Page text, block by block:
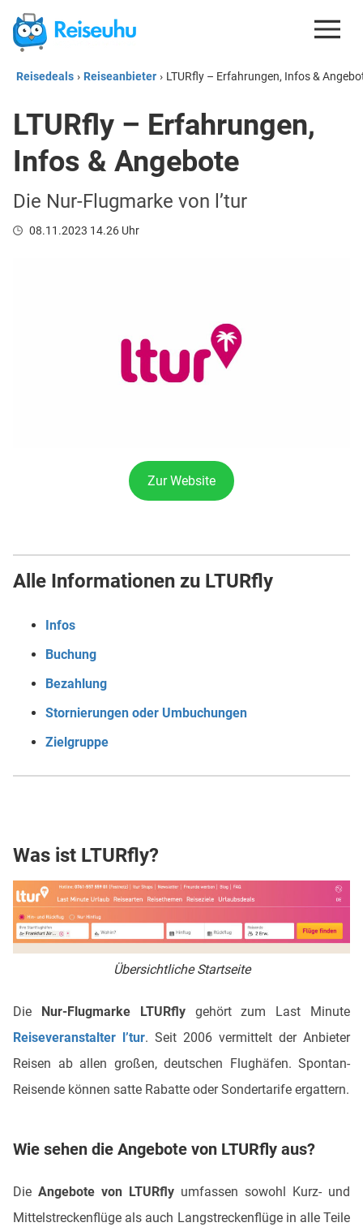
REISEDEALS
GUTSCHEINE
KREDITKARTEN
REISEBLOG
Reisedeals › Reiseanbieter › LTURfly – Erfahrungen, Infos &
LTURfly – Erfahrungen,
Infos & Angebote
Die Nur-Flugmarke von l’tur
08.11.2023 14.26 Uhr
Zur Website
Alle Informationen zu LTURfly
Infos
Buchung
Bezahlung
Stornierungen oder Umbuchungen
Zielgruppe
Was ist LTURfly?
Übersichtliche Startseite
Die Nur-Flugmarke LTURflygehört zum Last Minute
Reiseveranstalter l’tur. Seit 2006 vermittelt der Anbieter
Reisen ab allen großen, deutschen Flughäfen. Spontan-
Reisende können satte Rabatte oder Sondertarife ergattern.
Wie sehen die Angebote von LTURfly aus?
Die Angebote von LTURfly umfassen sowohl Kurz- und
Mittelstreckenflüge als auch Langstreckenflüge in alle Teile